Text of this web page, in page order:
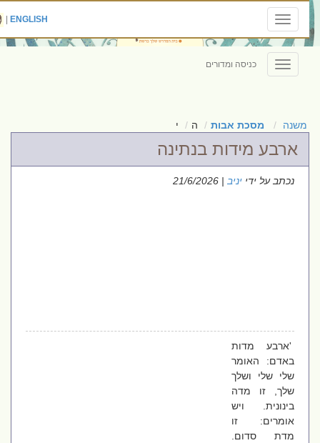
Toggle
navigation
ENGLISH
|
Toggle
navigation
כניסה ומדורים
משנה מסכת אבות ה י
ארבע מידות בנתינה
נכתב על ידייניב| 21/6/2026
'ארבע מדות
באדם: האומר
שלי שלי ושלך
שלך, זו מדה
בינונית. ויש
אומרים: זו
מדת סדום.